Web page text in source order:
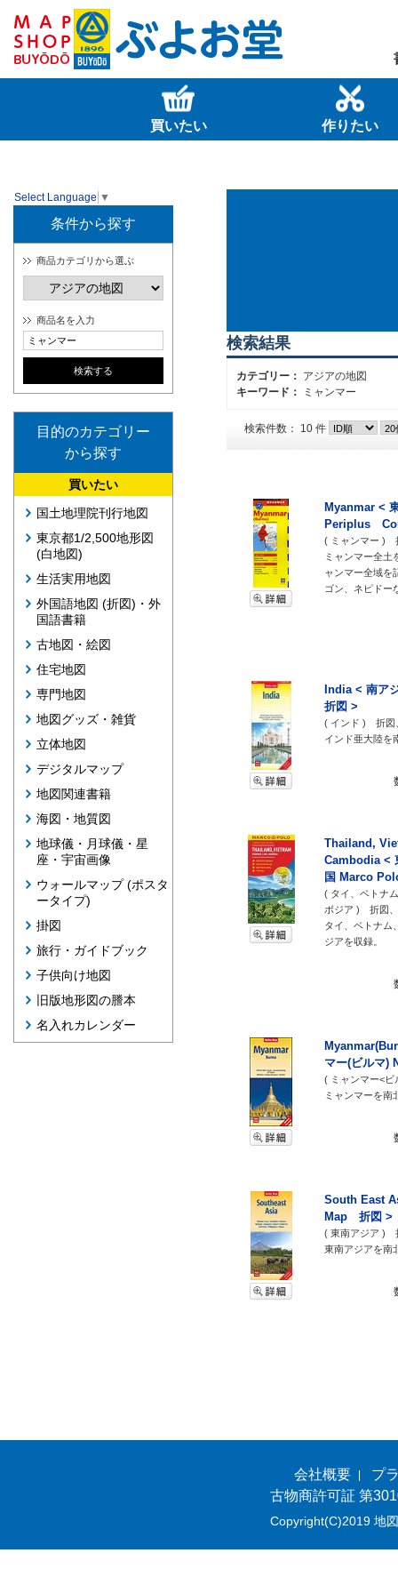
買いたい 作りたい
Select Language ▼
条件から探す
商品カテゴリから選ぶ
商品名を入力
目的のカテゴリー
から探す
買いたい
国土地理院刊行地図
東京都1/2,500地形図
(白地図)
生活実用地図
外国語地図 (折図)・外
国語書籍
古地図・絵図
住宅地図
専門地図
地図グッズ・雑貨
立体地図
デジタルマップ
地図関連書籍
海図・地質図
地球儀・月球儀・星
座・宇宙画像
ウォールマップ (ポスタ
ータイプ)
掛図
旅行・ガイドブック
子供向け地図
旧版地形図の謄本
名入れカレンダー
検索結果
カテゴリー： アジアの地図
キーワード：
ミャンマー
検索件数： 10 件
Myanmar <
Periplus
( ミャンマー )
ミャンマー全土
ャンマー全域を
ゴン、ネピドー
India < 南ア
折図 >
( インド ) 折図
インド亜大陸を
Thailand,
Cambodia <
国 Marco
( タイ、ベトナ
ボジア ) 折図
タイ、ベトナム
ジアを収録。
マー(ビルマ
( ミャンマー<
ミャンマーを南
South East
Map 折図 >
( 東南アジア )
東南アジアを南
会社概要
プ
古物商許可証 第
Copyright(C)2019 地